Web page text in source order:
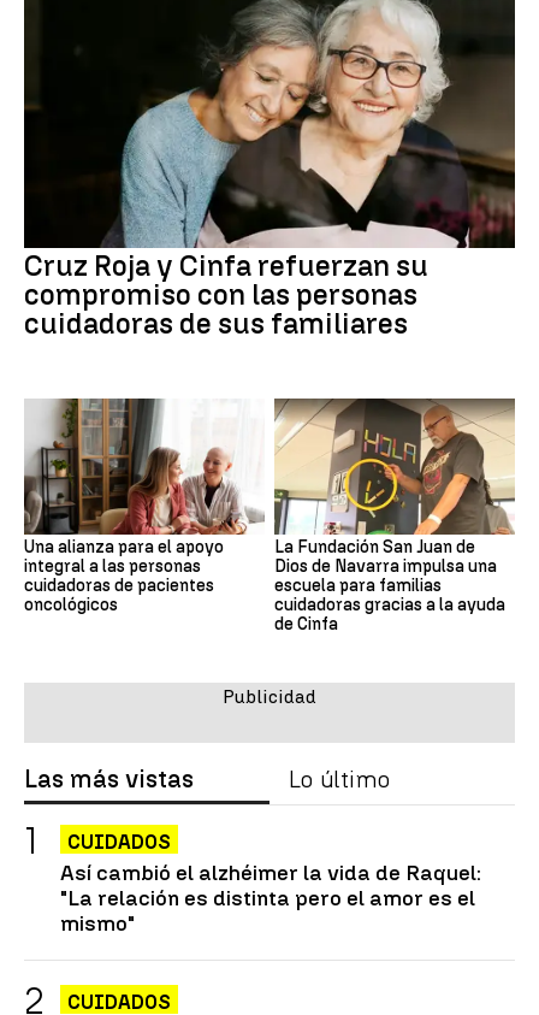
Cruz Roja y Cinfa refuerzan su
compromiso con las personas
cuidadoras de sus familiares
Una alianza para el apoyo
integral a las personas
cuidadoras de pacientes
oncológicos
La Fundación San Juan de
Dios de Navarra impulsa una
escuela para familias
cuidadoras gracias a la ayuda
de Cinfa
Las más vistas Lo último
CUIDADOS
Así cambió el alzhéimer la vida de Raquel:
"La relación es distinta pero el amor es el
mismo"
CUIDADOS